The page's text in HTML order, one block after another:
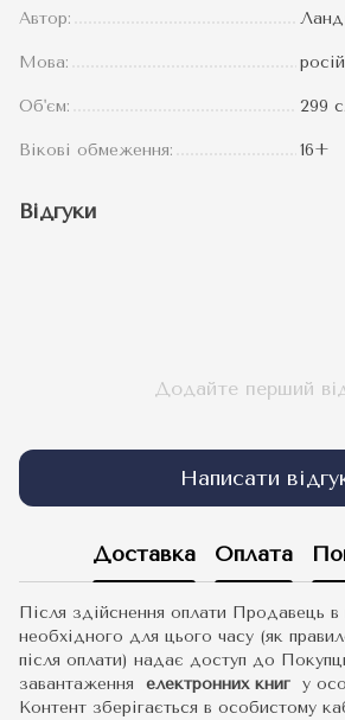
Автор:
Мова:
Об'єм: 299 с.
Вікові обмеження: 16+
Відгуки
Додайте перший
Написати
Доставка Оплата
Після здійснення оплати Продавець
необхідного для цього часу (як
після оплати) надає доступ до
завантаження електронних книг у
Контент зберігається в особистому